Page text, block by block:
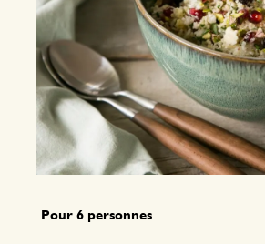
Pour 6 personnes